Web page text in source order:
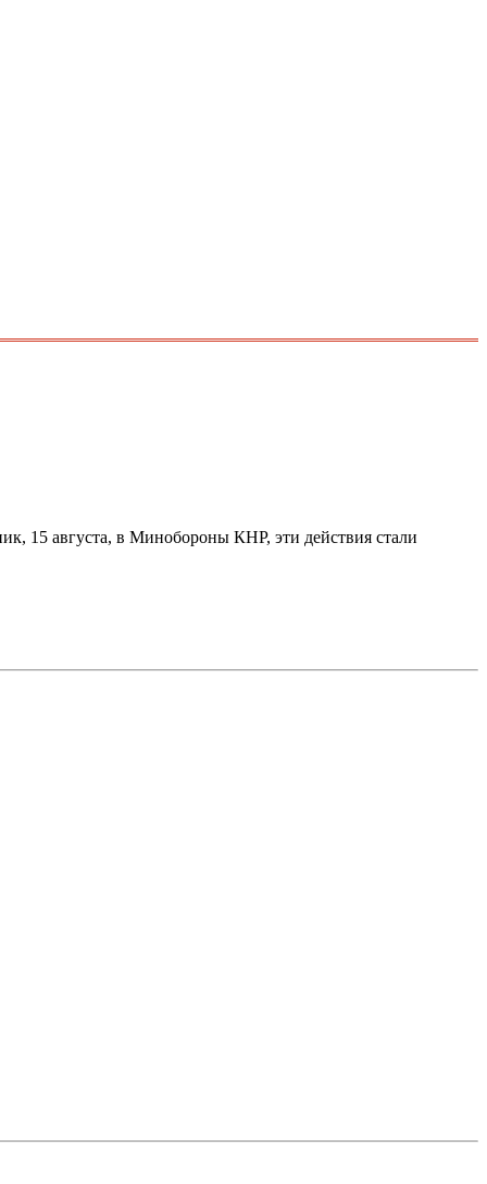
15 августа, в Минобороны КНР, эти действия стали